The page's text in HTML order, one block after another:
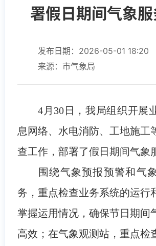
署假日期间气象
发布日期：2026-05-01 18:20
来源：市气象局
4月30日，我局组织开展
息网络、水电消防、工地施工
查工作，部署了假日期间气象
围绕气象预报预警和气象
务，重点检查业务系统的运行
掌握运用情况，确保节日期间
高效；在气象观测站，重点检